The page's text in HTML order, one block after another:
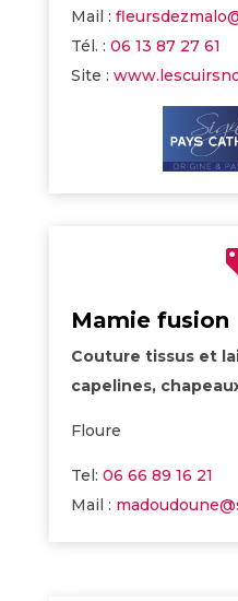
Mail :
Tél. : 06 13 87 27 61
Site :
Mamie fusion
Couture tissus et
capelines,
Floure
Tel: 06 66 89 16 21
Mail :